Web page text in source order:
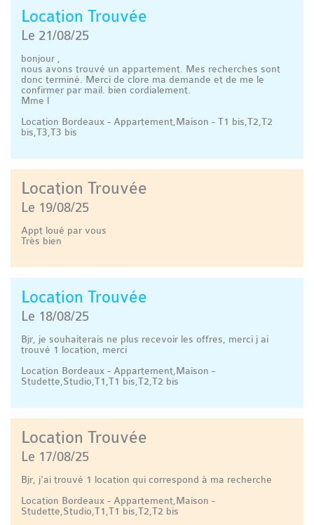
Location Trouvée
Le 21/08/25
bonjour ,
nous avons trouvé un appartement. Mes recherches sont
donc terminé. Merci de clore ma demande et de me le
confirmer par mail. bien cordialement.
Mme l
Location Bordeaux - Appartement,Maison - T1 bis,T2,T2
bis,T3,T3 bis
Location Trouvée
Le 19/08/25
Appt loué par vous
Très bien
Location Trouvée
Le 18/08/25
Bjr, je souhaiterais ne plus recevoir les offres, merci j ai
trouvé 1 location, merci
Location Bordeaux - Appartement,Maison -
Studette,Studio,T1,T1 bis,T2,T2 bis
Location Trouvée
Le 17/08/25
Bjr, j'ai trouvé 1 location qui correspond à ma recherche
Location Bordeaux - Appartement,Maison -
Studette,Studio,T1,T1 bis,T2,T2 bis